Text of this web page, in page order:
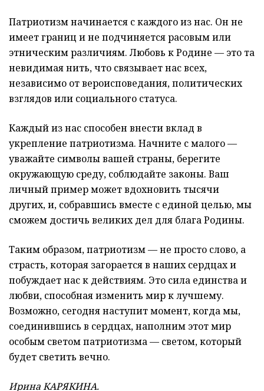
Патриотизм начинается с каждого из нас. Он не
имеет границ и не подчиняется расовым или
этническим различиям. Любовь к Родине — это та
невидимая нить, что связывает нас всех,
независимо от вероисповедания, политических
взглядов или социального статуса.
Каждый из нас способен внести вклад в
укрепление патриотизма. Начните с малого —
уважайте символы вашей страны, берегите
окружающую среду, соблюдайте законы. Ваш
личный пример может вдохновить тысячи
других, и, собравшись вместе с единой целью, мы
сможем достичь великих дел для блага Родины.
Таким образом, патриотизм — не просто слово, а
страсть, которая загорается в наших сердцах и
побуждает нас к действиям. Это сила единства и
любви, способная изменить мир к лучшему.
Возможно, сегодня наступит момент, когда мы,
соединившись в сердцах, наполним этот мир
особым светом патриотизма — светом, который
будет светить вечно.
Ирина КАРЯКИНА.